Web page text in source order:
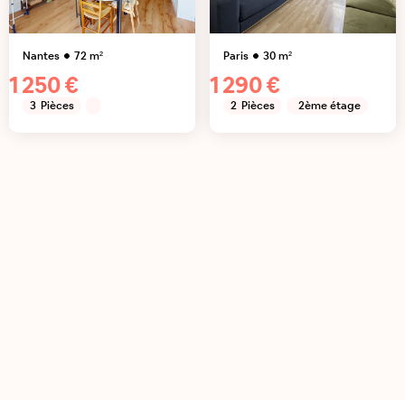
Nantes 72m²
1 250 €
3 Pièces
Paris 30m²
1 290 €
2 Pièces 2ème étage